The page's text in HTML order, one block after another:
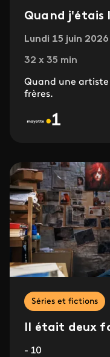
Quand j'étais
Lundi 15 juin
32 x 35 min
Quand une
frères.
Séries et fictions
Il était deux
- 10